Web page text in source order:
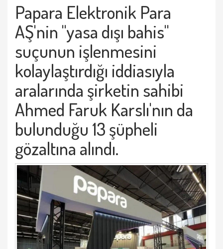
Papara Elektronik Para
AŞ'nin "yasa dışı bahis"
suçunun işlenmesini
kolaylaştırdığı iddiasıyla
aralarında şirketin sahibi
Ahmed Faruk Karslı'nın da
bulunduğu 13 şüpheli
gözaltına alındı.